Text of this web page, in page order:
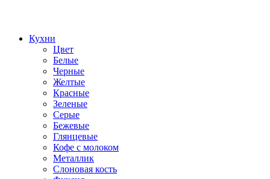
Кухни
Цвет
Белые
Черные
Желтые
Красные
Зеленые
Серые
Бежевые
Глянцевые
Кофе с молоком
Металлик
Слоновая кость